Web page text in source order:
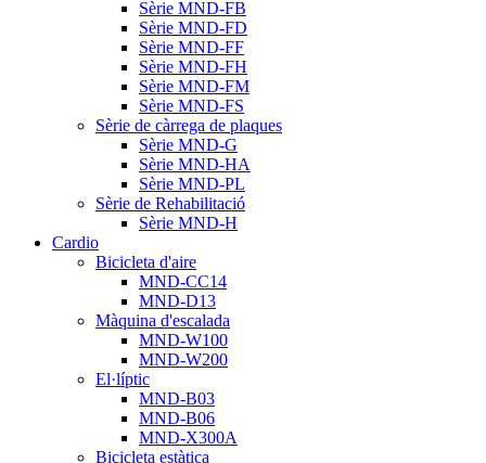
Sèrie MND-FB
Sèrie MND-FD
Sèrie MND-FF
Sèrie MND-FH
Sèrie MND-FM
Sèrie MND-FS
Sèrie de càrrega de plaques
Sèrie MND-G
Sèrie MND-HA
Sèrie MND-PL
Sèrie de Rehabilitació
Sèrie MND-H
Cardio
Bicicleta d'aire
MND-CC14
MND-D13
Màquina d'escalada
MND-W100
MND-W200
El·líptic
MND-B03
MND-B06
MND-X300A
Bicicleta estàtica